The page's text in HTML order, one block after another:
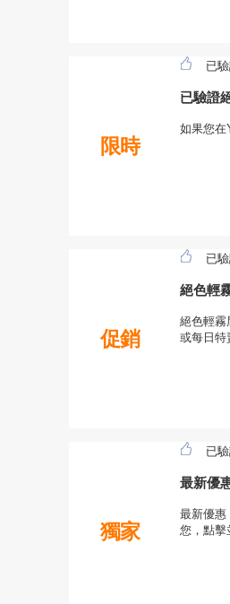
限時
已
已驗證
如果您在
促銷
已
絕色輕
絕色輕霧
或每日特
獨家
已
最新優
最新優惠
您，點擊